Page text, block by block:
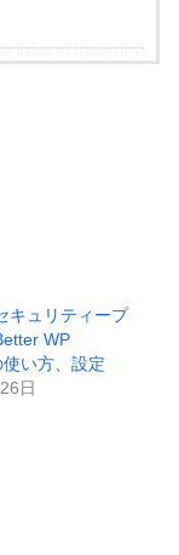
キュリティープ
WP
い方、設定
日